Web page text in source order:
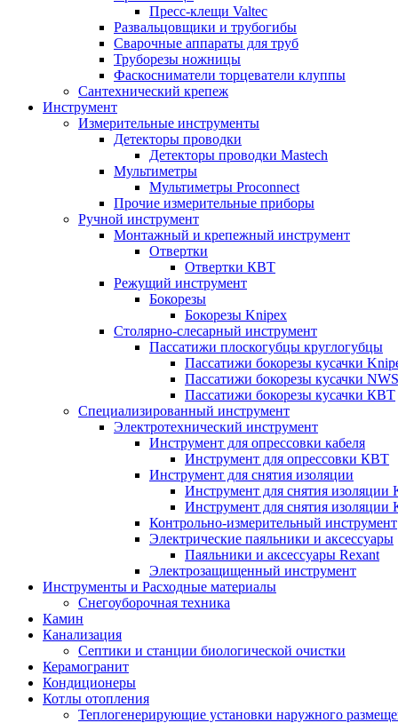
Пресс-клещи Valtec
Развальцовщики и трубогибы
Сварочные аппараты для труб
Труборезы ножницы
Фаскосниматели торцеватели клуппы
Сантехнический крепеж
Инструмент
Измерительные инструменты
Детекторы проводки
Детекторы проводки Mastech
Мультиметры
Мультиметры Proconnect
Прочие измерительные приборы
Ручной инструмент
Монтажный и крепежный инструмент
Отвертки
Отвертки КВТ
Режущий инструмент
Бокорезы
Бокорезы Knipex
Столярно-слесарный инструмент
Пассатижи плоскогубцы круглогубцы
Пассатижи бокорезы кусачки
Пассатижи бокорезы кусачки NWS
Пассатижи бокорезы кусачки КВТ
Специализированный инструмент
Электротехнический инструмент
Инструмент для опрессовки кабеля
Инструмент для опрессовки КВТ
Инструмент для снятия изоляции
Инструмент для снятия изоляции
Инструмент для снятия
Контрольно-измерительный инструмент
Электрические паяльники и аксессуары
Паяльники и аксессуары Rexant
Электрозащищенный инструмент
Инструменты и Расходные материалы
Снегоуборочная техника
Камин
Канализация
Септики и станции биологической очистки
Керамогранит
Кондиционеры
Котлы отопления
Теплогенерирующие установки наружного